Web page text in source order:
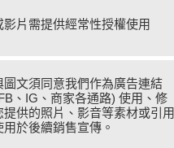
影片需提供經常性授權使用
圖文須同意我們作為廣告連結
、IG、商家各通路) 使用、修
提供的照片、影音等素材或引用
於後續銷售宣傳。